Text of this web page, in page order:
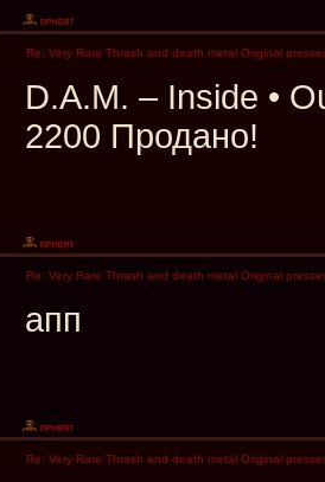
Re: Very Rare Thrash and death metal Original
D.A.M. ‎– Inside •
2200 Продано!
Re: Very Rare Thrash and death metal Original
апп
Re: Very Rare Thrash and death metal Original